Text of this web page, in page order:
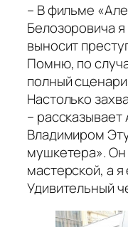
– В фильме
Белозоровича
выносит
Помню, по
полный
Настолько
–
Владимиром
мушкетера». Он
мастерской, а
Удивительный